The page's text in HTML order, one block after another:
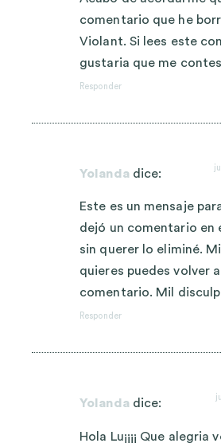
comentario que he
Violant. Si lees este
gustaria que me
Responder
Yolanda dice:
Este es un mensaje
dejó un comentario en
sin querer lo eliminé.
quieres puedes volver
comentario. Mil
Responder
Yolanda dice:
Hola Lu¡¡¡¡ Que alegria